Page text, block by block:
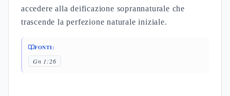
accedere alla deificazione soprannaturale che
trascende la perfezione naturale iniziale.
FONTI:
Gn 1:26